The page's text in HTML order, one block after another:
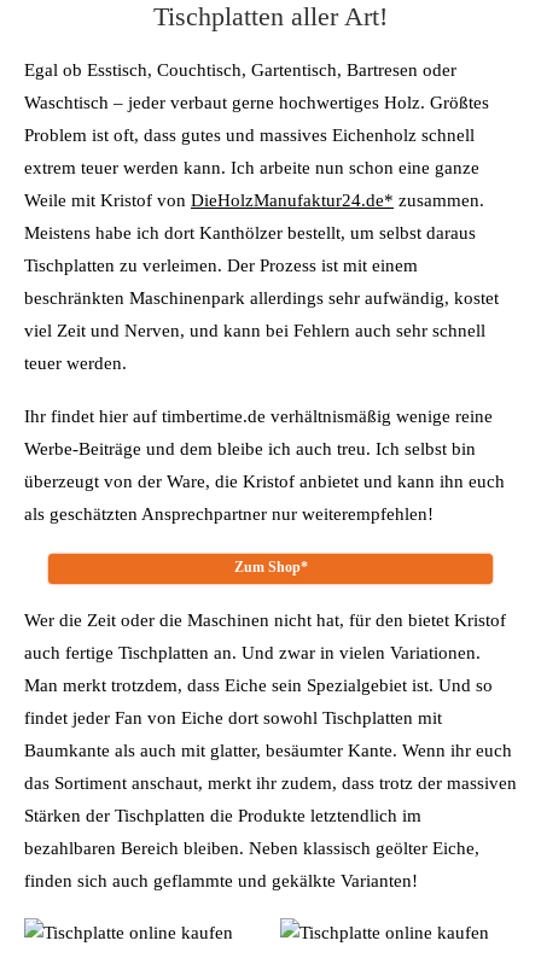
Tischplatten aller Art!
Egal ob Esstisch, Couchtisch, Gartentisch, Bartresen oder
Waschtisch – jeder verbaut gerne hochwertiges Holz. Größtes
Problem ist oft, dass gutes und massives Eichenholz schnell
extrem teuer werden kann. Ich arbeite nun schon eine ganze
Weile mit Kristof von DieHolzManufaktur24.de* zusammen.
Meistens habe ich dort Kanthölzer bestellt, um selbst daraus
Tischplatten zu verleimen. Der Prozess ist mit einem
beschränkten Maschinenpark allerdings sehr aufwändig, kostet
viel Zeit und Nerven, und kann bei Fehlern auch sehr schnell
teuer werden.
Ihr findet hier auf timbertime.de verhältnismäßig wenige reine
Werbe-Beiträge und dem bleibe ich auch treu. Ich selbst bin
überzeugt von der Ware, die Kristof anbietet und kann ihn euch
als geschätzten Ansprechpartner nur weiterempfehlen!
Zum Shop*
Wer die Zeit oder die Maschinen nicht hat, für den bietet Kristof
auch fertige Tischplatten an. Und zwar in vielen Variationen.
Man merkt trotzdem, dass Eiche sein Spezialgebiet ist. Und so
findet jeder Fan von Eiche dort sowohl Tischplatten mit
Baumkante als auch mit glatter, besäumter Kante. Wenn ihr euch
das Sortiment anschaut, merkt ihr zudem, dass trotz der massiven
Stärken der Tischplatten die Produkte letztendlich im
bezahlbaren Bereich bleiben. Neben klassisch geölter Eiche,
finden sich auch geflammte und gekälkte Varianten!